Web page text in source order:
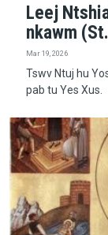
Leej
nkawm
Mar 19, 2026
Tswv Ntuj hu
pab tu Yes Xus.